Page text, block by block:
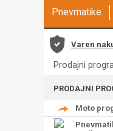
Pnevmatike
Varen
Prodajni
PRODAJNI
Moto